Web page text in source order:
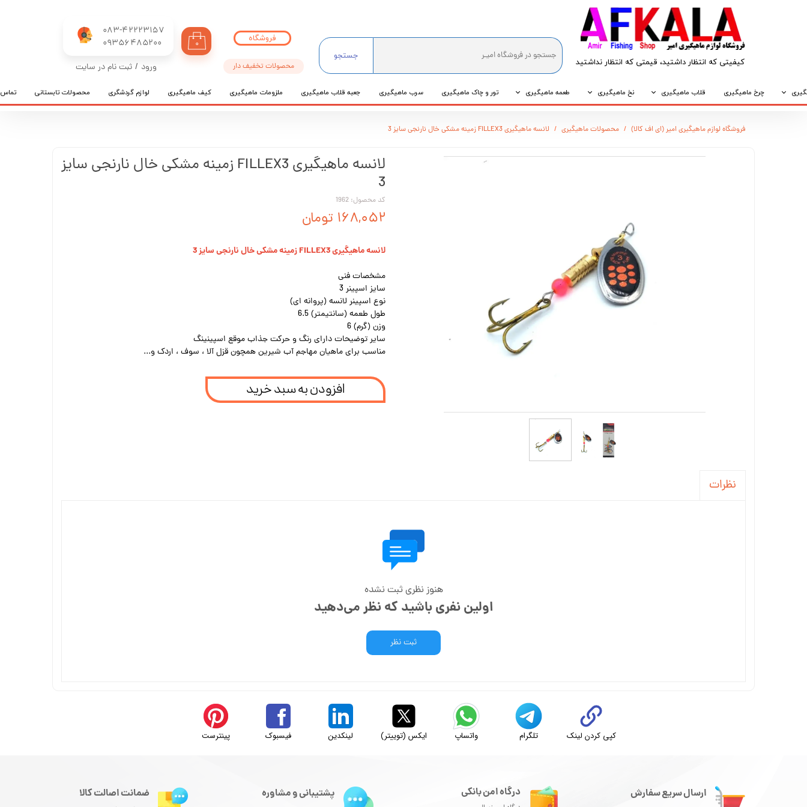
کیفیتی که انتظار داشتید، قیمتی که انتظار نداشتید​​​​​​​
083-42223157
​​​​​​​09356485200
جستجو
۰
ورود / ثبت نام در سایت
تغییر گذر واژه
چرخ ماهیگیری قلاب ماهیگیری نخ ماهیگیری طعمه ماهیگیری تور و چاک ماهیگیری سرب ماهیگیری جعبه قلاب ماهیگیری ملزومات ماهیگیری کیف ماهیگیری لوازم گردشگری محصولات تابستانی تماس
محصولات تخفیف دار
فروشگاه
فروشگاه لوازم ماهیگیری امیر (ای اف کالا) محصولات ماهیگیری لانسه ماهیگیری FILLEX3 زمینه مشکی خال نارنجی سایز 3
لانسه ماهیگیری FILLEX3 زمینه مشکی خال نارنجی سایز
3
کد محصول: 1962
۱۶۸,۰۵۲ تومان
لانسه ماهیگیری FILLEX3 زمینه مشکی خال نارنجی سایز 3
مشخصات فنی
سایز اسپینر 3
نوع اسپینر لانسه (پروانه ای)
طول طعمه (سانتیمتر) 6.5
وزن (گرم) 6
سایر توضیحات دارای رنگ و حرکت جذاب موقع اسپینینگ
مناسب برای ماهیان مهاجم آب شیرین همچون قزل آلا ، سوف ، اردک و...
افزودن به سبد خرید
نظرات
هنوز نظری ثبت نشده
اولین نفری باشید که نظر می‌دهید
ثبت نظر
کپی کردن لینک تلگرام واتساپ ایکس (توییتر) لینکدین فیسبوک پینترست
ارسال سریع سفارش درگاه امن بانکی پشتیبانی و مشاوره ضمانت اصالت کالا